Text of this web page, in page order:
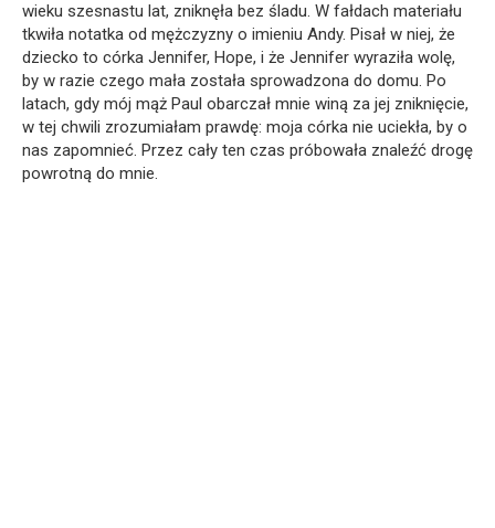
wieku szesnastu lat, zniknęła bez śladu. W fałdach materiału
tkwiła notatka od mężczyzny o imieniu Andy. Pisał w niej, że
dziecko to córka Jennifer, Hope, i że Jennifer wyraziła wolę,
by w razie czego mała została sprowadzona do domu. Po
latach, gdy mój mąż Paul obarczał mnie winą za jej zniknięcie,
w tej chwili zrozumiałam prawdę: moja córka nie uciekła, by o
nas zapomnieć. Przez cały ten czas próbowała znaleźć drogę
powrotną do mnie.